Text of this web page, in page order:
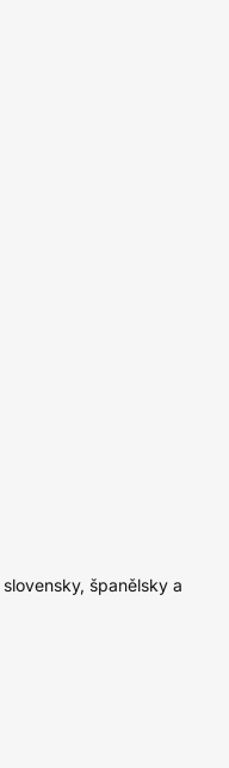
španělsky a